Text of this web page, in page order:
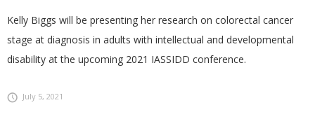
Kelly Biggs will be presenting her research on colorectal cancer
stage at diagnosis in adults with intellectual and developmental
disability at the upcoming 2021 IASSIDD conference.
July 5, 2021